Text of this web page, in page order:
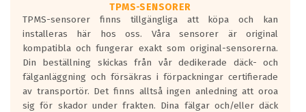
godkända för år 2016 nya regelverk.
Ett däck med en svart våg kommer vara
minst tre decibel tystare än det
regelverk som börjar gälla 2016.
TPMS-SENSORER
TPMS-sensorer finns tillgängliga att köpa och kan
installeras här hos oss. Våra sensorer är original
kompatibla och fungerar exakt som original-sensorerna.
Din beställning skickas från vår dedikerade däck- och
fälganläggning och försäkras i förpackningar certifierade
av transportör. Det finns alltså ingen anledning att oroa
sig för skador under frakten. Dina fälgar och/eller däck